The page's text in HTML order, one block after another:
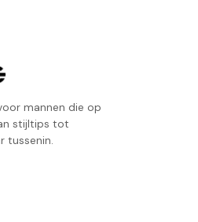
mannen die op
stijltips tot
tussenin.